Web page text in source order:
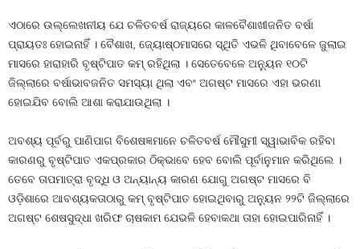
ଏଠାରେ ଉଲ୍ଲେଖନୀୟ ଯେ ଚଳିତବର୍ଷ ରାଜ୍ୟରେ କାଳବୈଶାଖୀଜନିତ ବର୍ଷା
ପ୍ରାୟତଃ ହୋଇନାହିଁ । ବୈଶାଖ, ଜ୍ୟୋଷ୍ଠମାସରେ ସ୍ଥିତି ଏଭଳି ଥିବାବେଳେ ଜୁଲାଇ
ମାସରେ ହାରାହାରି ବୃଷ୍ଟିପାତ କମ୍‍ ରହିଥିଲା । ସେତେବେଳେ ଅନ୍ୟୁନ ୧୦ଟି
ଜିଲ୍ଲାରେ ବର୍ଷାଭାବଜନିତ ସମସ୍ୟା ଥିଲା ଏବଂ ଅଗଷ୍ଟ ମାସରେ ଏହା ଭରଣା
ହୋଇଯିବ ବୋଲି ଆଶା କରାଯାଉଥିଲା ।
ଅବଶ୍ୟ ପୂର୍ବରୁ ପାଣିପାଗ ବିଶେଷଜ୍ଞମାନେ ଚଳିତବର୍ଷ ମୌସୁମୀ ସ୍ୱାଭାବିକ ରହିବା
କାରଣରୁ ବୃଷ୍ଟିପାତ ଏକପ୍ରକାର ଠିକ୍‍ଭାବେ ହେବ ବୋଲି ପୂର୍ବାନୁମାନ କରିଥିଲେ ।
ତେବେ ତାପମାତ୍ରା ବୃଦ୍ଧି ଓ ଅନ୍ୟାନ୍ୟ କାରଣ ଯୋଗୁ ଅଗଷ୍ଟ ମାସରେ ବି
ଓଡ଼ିଶାରେ ଆବଶ୍ୟକତାଠାରୁ କମ୍‍ ବୃଷ୍ଟିପାତ ହୋଇଥିବାରୁ ଅନ୍ୟୁନ ୨୨ଟି ଜିଲ୍ଲାରେ
ଅଗଷ୍ଟ ଶେଷସୁଦ୍ଧା ଖରିଫ ଚାଷକାମ ଯେଭଳି ହେବାକଥା ତାହା ହୋଇପାରିନାହିଁ ।